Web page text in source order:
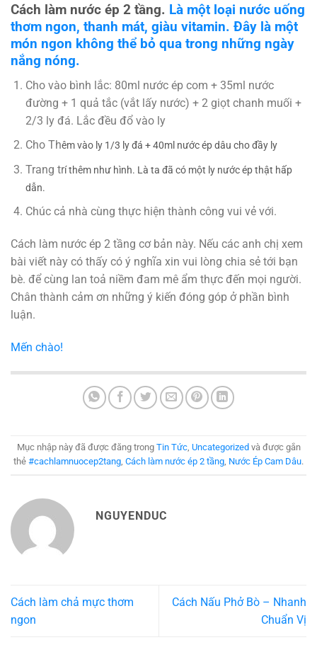
Cách làm nước ép 2 tầng. Là một loại nước uống
thơm ngon, thanh mát, giàu vitamin. Đây là một
món ngon không thể bỏ qua trong những ngày
nắng nóng.
Cho vào bình lắc: 80ml nước ép com + 35ml nước
đường + 1 quả tắc (vắt lấy nước) + 2 giọt chanh muối +
2/3 ly đá. Lắc đều đổ vào ly
Cho Thêm vào ly 1/3 lyđá + 40ml nướcép dâu chođầy ly
Trang trí thêm như hình. Là ta đã có một ly nước ép thật hấp
dẫn.
Chúc cả nhà cùng thực hiện thành công vui vẻ với.
Cách làm nước ép 2 tầng cơ bản này. Nếu các anh chị xem
bài viết này có thấy có ý nghĩa xin vui lòng chia sẻ tới bạn
bè. để cùng lan toả niềm đam mê ẩm thực đến mọi người.
Chân thành cảm ơn những ý kiến đóng góp ở phần bình
luận.
Mến chào!
Mục nhập này đã được đăng trong Tin Tức, Uncategorized và được gắn
thẻ #cachlamnuocep2tang, Cách làm nước ép 2 tầng, Nước Ép Cam Dâu.
NGUYENDUC
Cách làm chả mực thơm
ngon
Cách Nấu Phở Bò – Nhanh
Chuẩn Vị